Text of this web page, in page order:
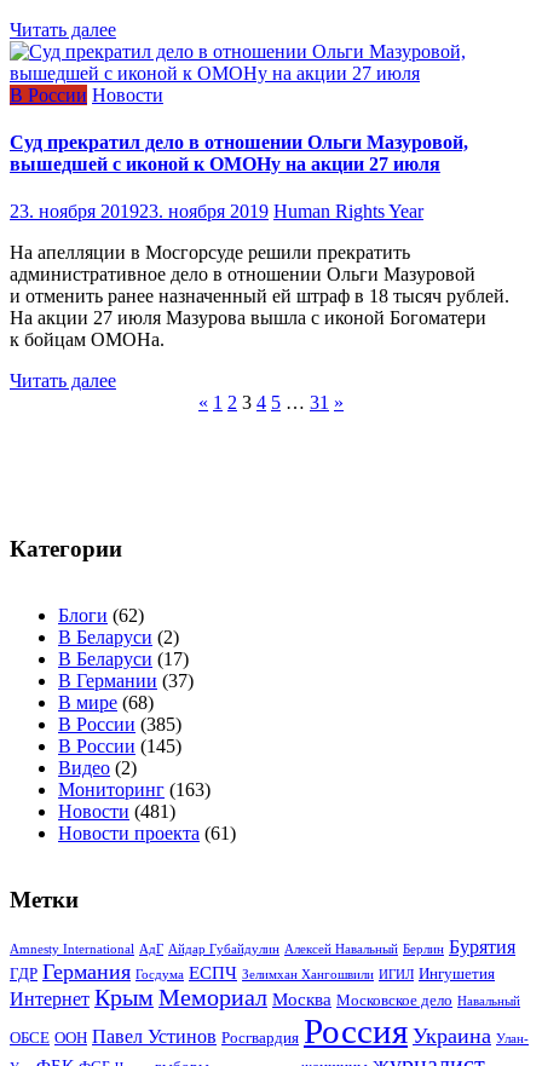
Читать далее
В России Новости
Суд прекратил дело в отношении Ольги Мазуровой,
вышедшей с иконой к ОМОНу на акции 27 июля
23. ноября 201923. ноября 2019 Human Rights Year
На апелляции в Мосгорсуде решили прекратить
административное дело в отношении Ольги Мазуровой
и отменить ранее назначенный ей штраф в 18 тысяч рублей.
На акции 27 июля Мазурова вышла с иконой Богоматери
к бойцам ОМОНа.
Читать далее
« 1 2 3 4 5 … 31 »
Категории
Блоги (62)
В Беларуси (2)
В Беларуси (17)
В Германии (37)
В мире (68)
В России (385)
В России (145)
Видео (2)
Мониторинг (163)
Новости (481)
Новости проекта (61)
Метки
Amnesty International АдГ Айдар Губайдулин Алексей Навальный Берлин Бурятия
ГДР Германия Госдума ЕСПЧ Зелимхан Хангошвили ИГИЛ Ингушетия
Интернет Крым Мемориал Москва Московское дело Навальный
ОБСЕ ООН Павел Устинов Росгвардия Россия Украина Улан-